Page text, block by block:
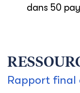
dans 50
Rapport final